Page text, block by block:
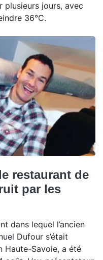
plusieurs jours, avec
36°C.
restaurant de
par les
dans lequel l’ancien
Dufour s’était
Haute-Savoie, a été